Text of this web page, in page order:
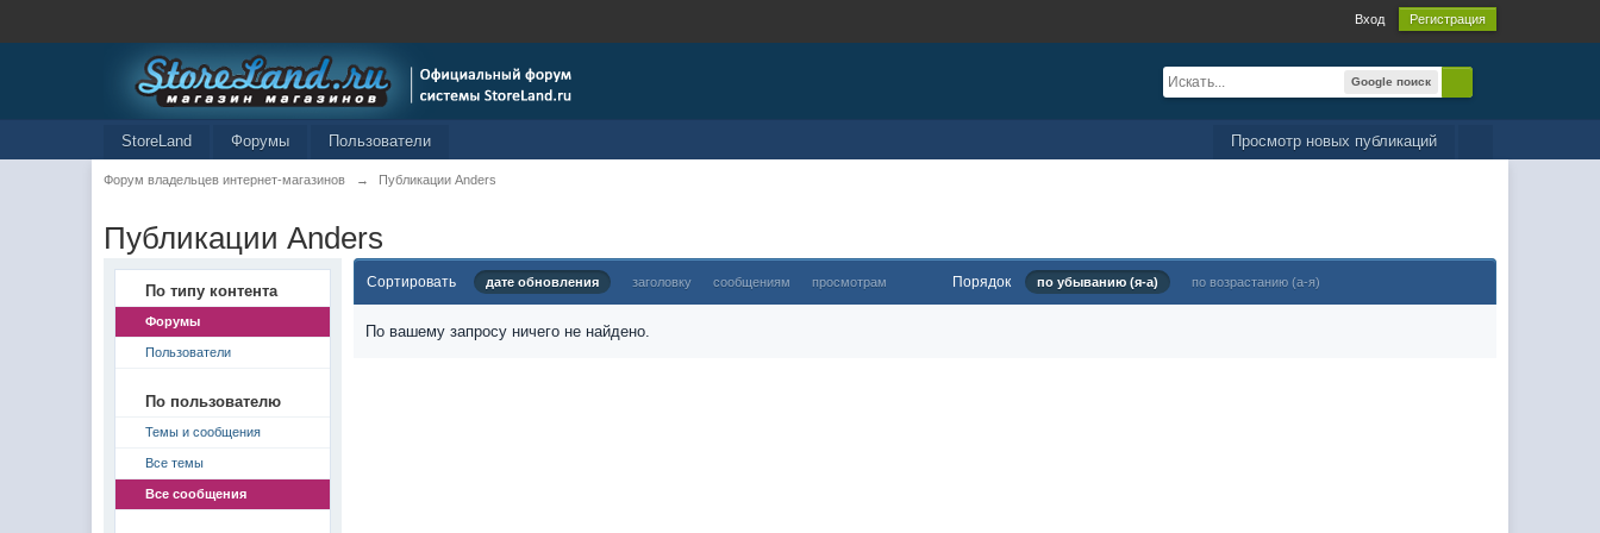
Вход Регистрация
Google поиск
Просмотр новых публикаций
StoreLand Форумы Пользователи
Форум владельцев интернет-магазинов → Публикации Anders
Публикации Anders
По типу контента
Форумы
Пользователи
По пользователю
Темы и сообщения
Все темы
Все сообщения
Сортировать дате обновления заголовку сообщениям просмотрам Порядок по убыванию (я-а) по возрастанию (а-я)
По вашему запросу ничего не найдено.